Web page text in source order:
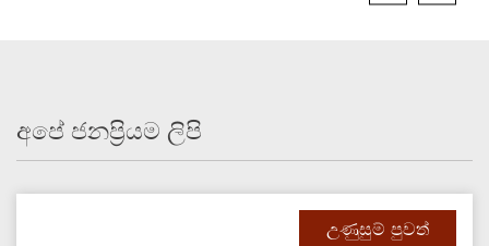
අපේ ජනප්‍රියම ලිපි
උණුසුම් පුවත්